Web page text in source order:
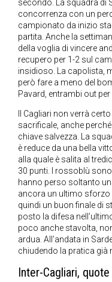
secondo. La squadra di
concorrenza con un
campionato da inizio
partita. Anche la
della voglia di vincere
recupero per 1-2 sul
insidioso. La capolista,
però fare a meno del
Pavard, entrambi out
Il Cagliari non verrà
sacrificale, anche
chiave salvezza. La
è reduce da una bella
alla quale è salita al
30 punti. I rossoblù
hanno perso soltanto
ancora un ultimo sforzo
quindi un buon finale di
posto la difesa
poco anche stavolta,
ardua. All’andata in
chiudendo la pratica già
Inter-Cagliari,